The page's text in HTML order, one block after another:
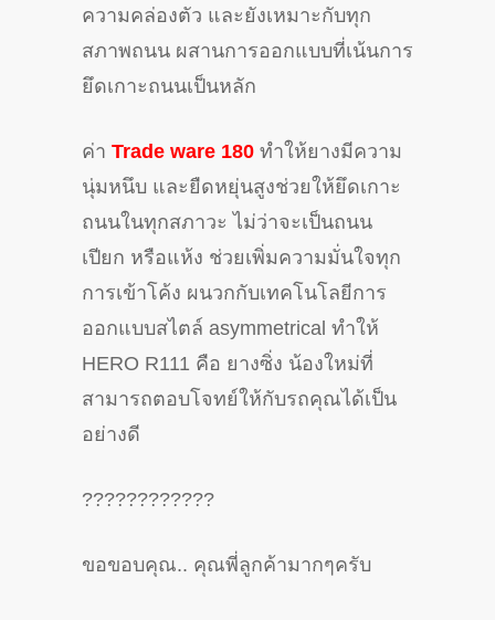
ความคล่องตัว และยังเหมาะกับทุก
สภาพถนน ผสานการออกแบบที่เน้นการ
ยึดเกาะถนนเป็นหลัก
ค่า Trade ware 180 ทำให้ยางมีความ
นุ่มหนึบ และยืดหยุ่นสูงช่วยให้ยึดเกาะ
ถนนในทุกสภาวะ ไม่ว่าจะเป็นถนน
เปียก หรือแห้ง ช่วยเพิ่มความมั่นใจทุก
การเข้าโค้ง ผนวกกับเทคโนโลยีการ
ออกแบบสไตล์ asymmetrical ทำให้
HERO R111 คือ ยางซิ่ง น้องใหม่ที่
สามารถตอบโจทย์ให้กับรถคุณได้เป็น
อย่างดี
????????????
ขอขอบคุณ.. คุณพี่ลูกค้ามากๆครับ